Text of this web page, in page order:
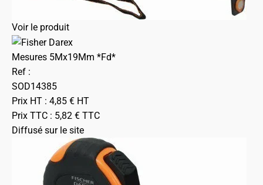
Voir le produit
Mesures 5Mx19Mm *Fd*
Ref :
SOD14385
Prix HT : 4,85 € HT
Prix TTC : 5,82 € TTC
Diffusé sur le site